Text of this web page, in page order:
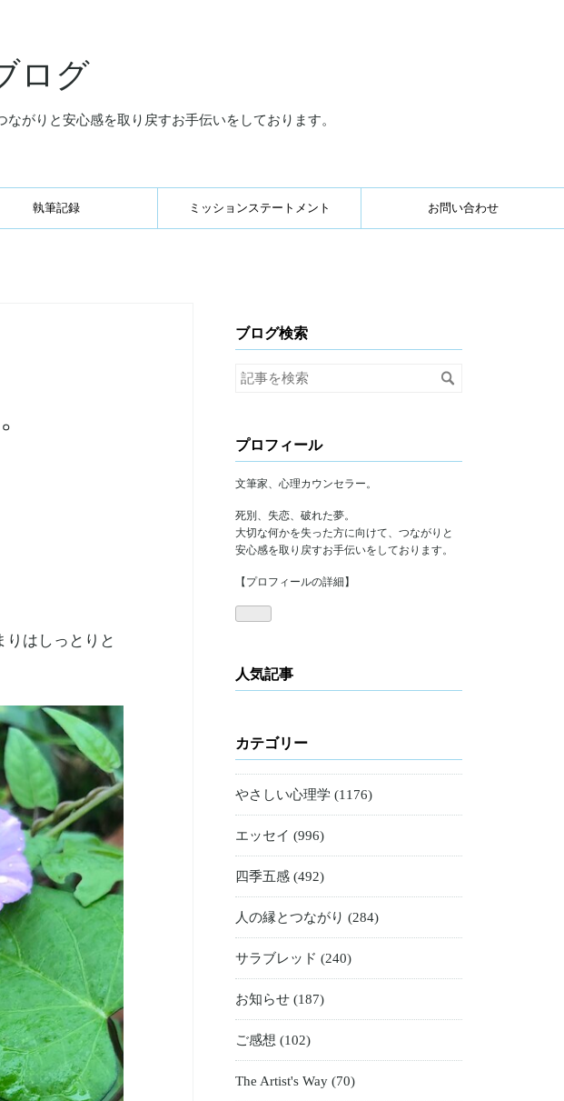
ログ
がりと安心感を取り戻すお手伝いをしております。
執筆記録 ミッションステートメント お問い合わせ
りはしっとりと
ブログ検索
プロフィール
文筆家、心理カウンセラー。
死別、失恋、破れた夢。
大切な何かを失った方に向けて、つながりと
安心感を取り戻すお手伝いをしております。
【プロフィールの詳細】
人気記事
カテゴリー
やさしい心理学 (1176)
エッセイ (996)
四季五感 (492)
人の縁とつながり (284)
サラブレッド (240)
お知らせ (187)
ご感想 (102)
The Artist's Way (70)